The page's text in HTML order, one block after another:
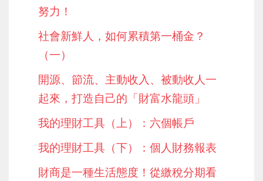
努力！
社會新鮮人，如何累積第一桶金？
（一）
開源、節流、主動收入、被動收人一
起來，打造自己的「財富水龍頭」
我的理財工具（上）：六個帳戶
我的理財工具（下）：個人財務報表
財商是一種生活態度！從繳稅分期看